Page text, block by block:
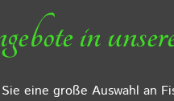
in
eine große Auswahl an